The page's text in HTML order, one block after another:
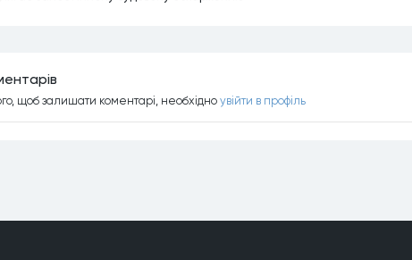
щоб залишати коментарi, необхiдно увiйти в профiль